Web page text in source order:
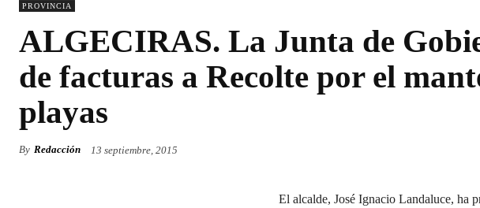
PROVINCIA
ALGECIRAS. La Junta de
de facturas a Recolte por el
playas
By Redacción 13 septiembre, 2015
El alcalde, José Ignacio Landaluce, ha